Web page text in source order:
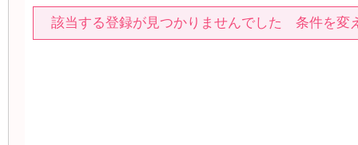
該当する登録が見つかりませんでした 条件を